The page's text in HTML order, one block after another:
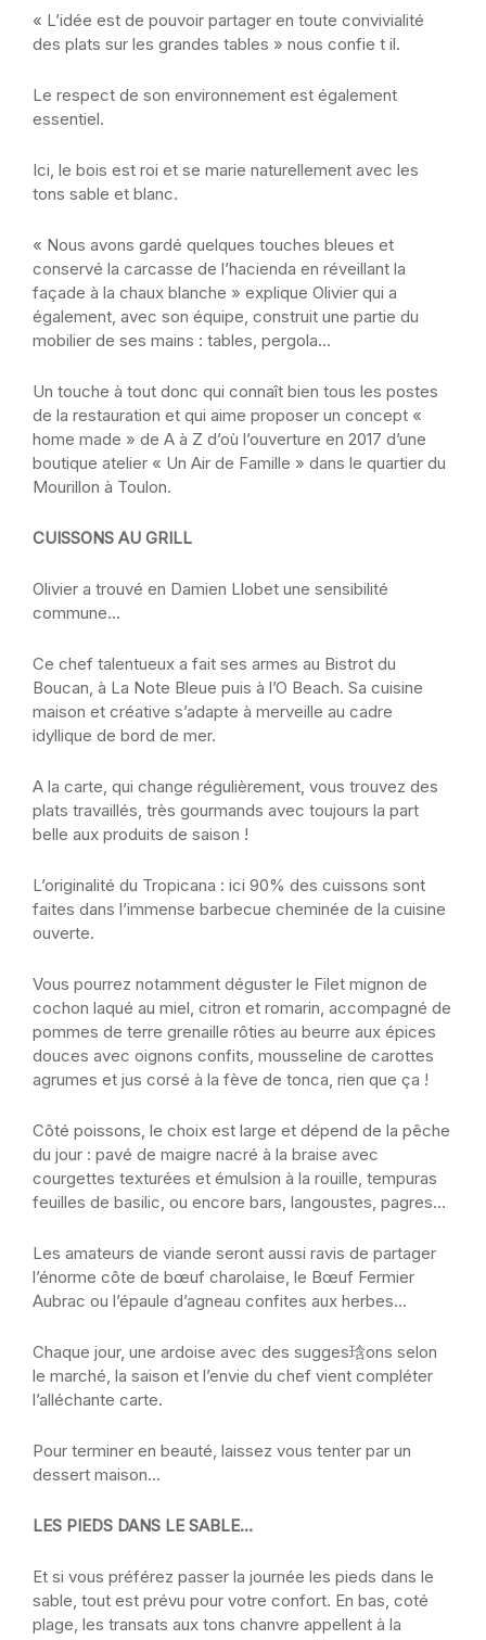
« L’idée est de pouvoir partager en toute convivialité
des plats sur les grandes tables » nous confie ­t­ il.
Le respect de son environnement est également
essentiel.
Ici, le bois est roi et se marie naturellement avec les
tons sable et blanc.
« Nous avons gardé quelques touches bleues et
conservé la carcasse de l’hacienda en réveillant la
façade à la chaux blanche » explique Olivier qui a
également, avec son équipe, construit une partie du
mobilier de ses mains : tables, pergola…
Un touche à tout donc qui connaît bien tous les postes
de la restauration et qui aime proposer un concept «
home made » de A à Z d’où l’ouverture en 2017 d’une
boutique atelier « Un Air de Famille » dans le quartier du
Mourillon à Toulon.
CUISSONS AU GRILL
Olivier a trouvé en Damien Llobet une sensibilité
commune…
Ce chef talentueux a fait ses armes au Bistrot du
Boucan, à La Note Bleue puis à l’O Beach. Sa cuisine
maison et créative s’adapte à merveille au cadre
idyllique de bord de mer.
A la carte, qui change régulièrement, vous trouvez des
plats travaillés, très gourmands avec toujours la part
belle aux produits de saison !
L’originalité du Tropicana : ici 90% des cuissons sont
faites dans l’immense barbecue cheminée de la cuisine
ouverte.
Vous pourrez notamment déguster le Filet mignon de
cochon laqué au miel, citron et romarin, accompagné de
pommes de terre grenaille rôties au beurre aux épices
douces avec oignons confits, mousseline de carottes
agrumes et jus corsé à la fève de tonca, rien que ça !
Côté poissons, le choix est large et dépend de la pêche
du jour : pavé de maigre nacré à la braise avec
courgettes texturées et émulsion à la rouille, tempuras
feuilles de basilic, ou encore bars, langoustes, pagres…
Les amateurs de viande seront aussi ravis de partager
l’énorme côte de bœuf charolaise, le Bœuf Fermier
Aubrac ou l’épaule d’agneau confites aux herbes…
Chaque jour, une ardoise avec des sugges琀ons selon
le marché, la saison et l’envie du chef vient compléter
l’alléchante carte.
Pour terminer en beauté, laissez vous tenter par un
dessert maison…
LES PIEDS DANS LE SABLE…
Et si vous préférez passer la journée les pieds dans le
sable, tout est prévu pour votre confort. En bas, coté
plage, les transats aux tons chanvre appellent à la